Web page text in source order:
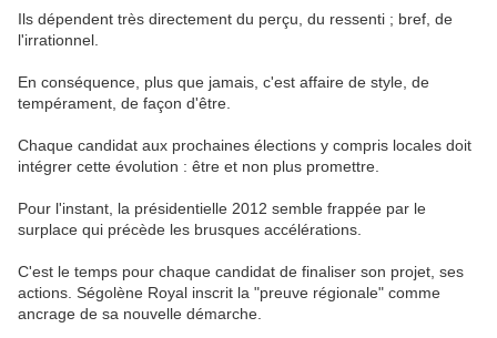
Ils dépendent très directement du perçu, du ressenti ; bref, de
l'irrationnel.
En conséquence, plus que jamais, c'est affaire de style, de
tempérament, de façon d'être.
Chaque candidat aux prochaines élections y compris locales doit
intégrer cette évolution : être et non plus promettre.
Pour l'instant, la présidentielle 2012 semble frappée par le
surplace qui précède les brusques accélérations.
C'est le temps pour chaque candidat de finaliser son projet, ses
actions. Ségolène Royal inscrit la "preuve régionale" comme
ancrage de sa nouvelle démarche.